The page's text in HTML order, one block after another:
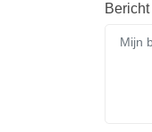
Bericht